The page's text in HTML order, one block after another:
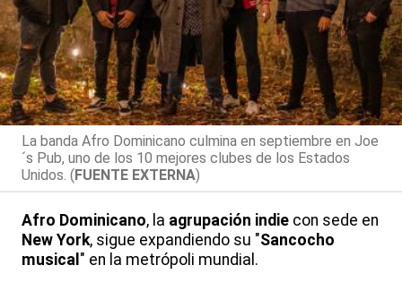
La banda Afro Dominicano culmina en septiembre en Joe
´s Pub, uno de los 10 mejores clubes de los Estados
Unidos. (FUENTE EXTERNA)
Afro Dominicano, la agrupación indie con sede en
New York, sigue expandiendo su "Sancocho
musical " en la metrópoli mundial.